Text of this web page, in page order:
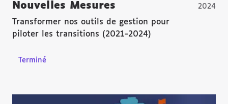
Nouvelles Mesures
Transformer nos outils de gestion pour
piloter les transitions (2021-2024)
Terminé
2024